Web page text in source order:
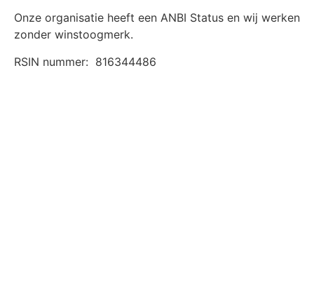
Onze organisatie heeft een ANBI Status en wij werken
zonder winstoogmerk.
RSIN nummer: 816344486